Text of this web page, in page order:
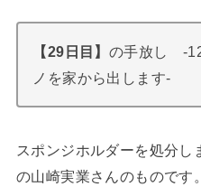
【29日目】 の手放し -
ノを家から出します-
スポンジホルダーを処分
の山崎実業さんのものです。